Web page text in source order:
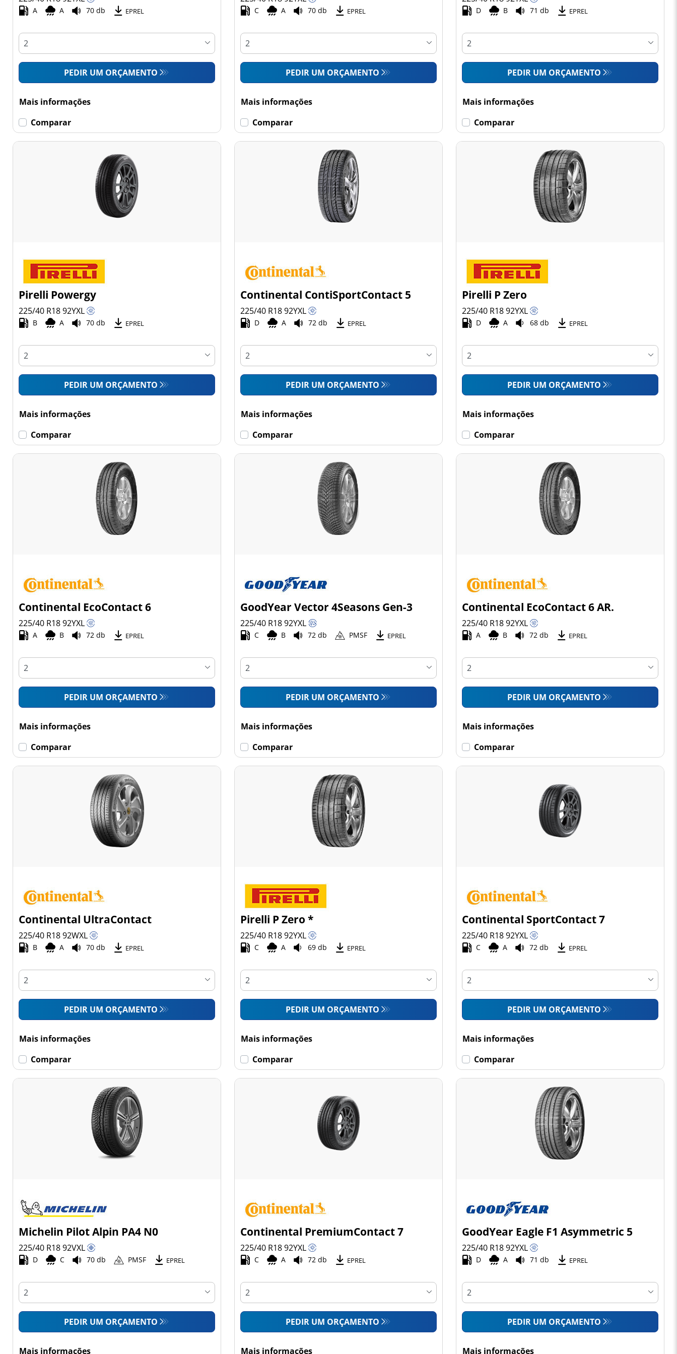
Comercial (0)
Esvaziamento limitado
Runflat (15)
Sem esvaziamento
opções
A A 70 db EPREL
PEDIR UM ORÇAMENTO
Mais informações
Comparar
C A 70 db EPREL
PEDIR UM ORÇAMENTO
Mais informações
Comparar
D B 71 db EPREL
PEDIR UM ORÇAMENTO
Mais informações
Comparar
Pirelli Powergy
225/40 R1892YXL
B A 70 db EPREL
PEDIR UM ORÇAMENTO
Mais informações
Comparar
Continental ContiSportContact 5
225/40 R1892YXL
D A 72 db EPREL
PEDIR UM ORÇAMENTO
Mais informações
Comparar
Pirelli P Zero
225/40 R1892YXL
D A 68 db EPREL
PEDIR UM ORÇAMENTO
Mais informações
Comparar
Continental EcoContact 6
225/40 R1892YXL
A B 72 db EPREL
PEDIR UM ORÇAMENTO
Mais informações
Comparar
GoodYear Vector 4Seasons Gen-3
225/40 R1892YXL
C B 72 db PMSF EPREL
PEDIR UM ORÇAMENTO
Mais informações
Comparar
Continental EcoContact 6 AR.
225/40 R1892YXL
A B 72 db EPREL
PEDIR UM ORÇAMENTO
Mais informações
Comparar
Continental UltraContact
225/40 R1892WXL
B A 70 db EPREL
PEDIR UM ORÇAMENTO
Mais informações
Comparar
Pirelli P Zero *
225/40 R1892YXL
C A 69 db EPREL
PEDIR UM ORÇAMENTO
Mais informações
Comparar
Continental SportContact 7
225/40 R1892YXL
C A 72 db EPREL
PEDIR UM ORÇAMENTO
Mais informações
Comparar
Michelin Pilot Alpin PA4 N0
225/40 R1892VXL
D C 70 db PMSF EPREL
PEDIR UM ORÇAMENTO
Mais informações
Continental PremiumContact 7
225/40 R1892YXL
C A 72 db EPREL
PEDIR UM ORÇAMENTO
Mais informações
GoodYear Eagle F1 Asymmetric 5
225/40 R1892YXL
D A 71 db EPREL
PEDIR UM ORÇAMENTO
Mais informações